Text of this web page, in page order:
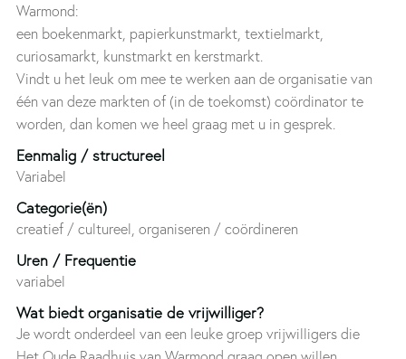
Warmond:
een boekenmarkt, papierkunstmarkt, textielmarkt,
curiosamarkt, kunstmarkt en kerstmarkt.
Vindt u het leuk om mee te werken aan de organisatie van
één van deze markten of (in de toekomst) coördinator te
worden, dan komen we heel graag met u in gesprek.
Eenmalig / structureel
Variabel
Categorie(ën)
creatief / cultureel, organiseren / coördineren
Uren / Frequentie
variabel
Wat biedt organisatie de vrijwilliger?
Je wordt onderdeel van een leuke groep vrijwilligers die